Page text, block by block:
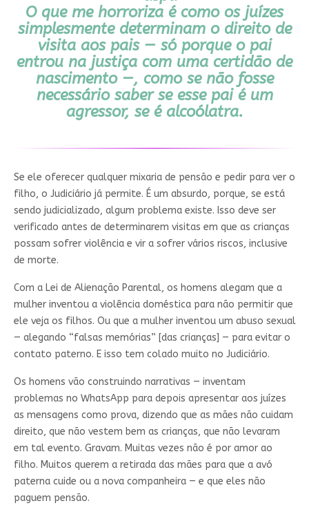
O que me horroriza é como os juízes
simplesmente determinam o direito de
visita aos pais — só porque o pai
entrou na justiça com uma certidão de
nascimento —, como se não fosse
necessário saber se esse pai é um
agressor, se é alcoólatra.
Se ele oferecer qualquer mixaria de pensão e pedir para ver o
filho, o Judiciário já permite. É um absurdo, porque, se está
sendo judicializado, algum problema existe. Isso deve ser
verificado antes de determinarem visitas em que as crianças
possam sofrer violência e vir a sofrer vários riscos, inclusive
de morte.
Com a Lei de Alienação Parental, os homens alegam que a
mulher inventou a violência doméstica para não permitir que
ele veja os filhos. Ou que a mulher inventou um abuso sexual
— alegando “falsas memórias” [das crianças] — para evitar o
contato paterno. E isso tem colado muito no Judiciário.
Os homens vão construindo narrativas — inventam
problemas no WhatsApp para depois apresentar aos juízes
as mensagens como prova, dizendo que as mães não cuidam
direito, que não vestem bem as crianças, que não levaram
em tal evento. Gravam. Muitas vezes não é por amor ao
filho. Muitos querem a retirada das mães para que a avó
paterna cuide ou a nova companheira — e que eles não
paguem pensão.